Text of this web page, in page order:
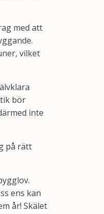
med att
vilket
bör
inte
på rätt
ens kan
år! Skälet